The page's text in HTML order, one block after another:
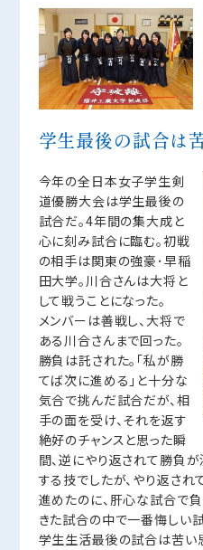
学生最後の試合は
今年の全日本女子学生剣
道優勝大会は学生最後の
試合だ。4年間の集大成と
心に刻み試合に臨む。初戦
の相手は関東の強豪･早稲
田大学。川合さんは大将と
して戦うことになった。
メンバーは善戦し、大将で
ある川合さんまで回った。
勝負は託された。「私が勝
てば次に進める」と十分な
気合で挑んだ試合だが、相
手の面を受け、それを返す
絶好のチャンスと思った瞬
間、逆にやり返されて勝負が
する技でしたが、やり返され
進めたのに、肝心な試合で
きた試合の中で一番悔しい試
学生生活最後の試合は苦い